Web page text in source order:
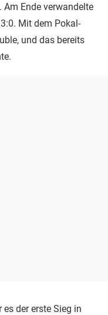
Ende verwandelte
Mit dem Pokal-
und das bereits
der erste Sieg in